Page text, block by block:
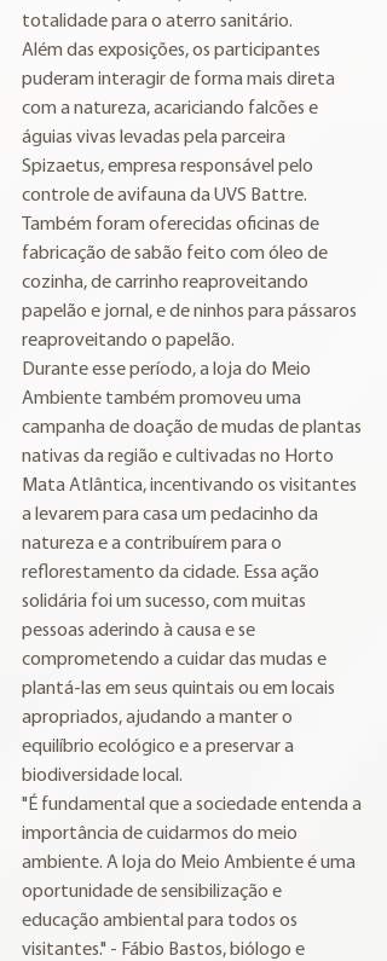
totalidade para o aterro sanitário.
Além das exposições, os participantes
puderam interagir de forma mais direta
com a natureza, acariciando falcões e
águias vivas levadas pela parceira
Spizaetus, empresa responsável pelo
controle de avifauna da UVS Battre.
Também foram oferecidas oficinas de
fabricação de sabão feito com óleo de
cozinha, de carrinho reaproveitando
papelão e jornal, e de ninhos para pássaros
reaproveitando o papelão.
Durante esse período, a loja do Meio
Ambiente também promoveu uma
campanha de doação de mudas de plantas
nativas da região e cultivadas no Horto
Mata Atlântica, incentivando os visitantes
a levarem para casa um pedacinho da
natureza e a contribuírem para o
reflorestamento da cidade. Essa ação
solidária foi um sucesso, com muitas
pessoas aderindo à causa e se
comprometendo a cuidar das mudas e
plantá-las em seus quintais ou em locais
apropriados, ajudando a manter o
equilíbrio ecológico e a preservar a
biodiversidade local.
"É fundamental que a sociedade entenda a
importância de cuidarmos do meio
ambiente. A loja do Meio Ambiente é uma
oportunidade de sensibilização e
educação ambiental para todos os
visitantes." - Fábio Bastos, biólogo e